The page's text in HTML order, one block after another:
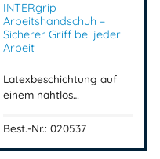
INTERgrip
Arbeitshandschuh –
Sicherer Griff bei jeder
Arbeit
Latexbeschichtung auf
einem nahtlos…
Best.-Nr.: 020537